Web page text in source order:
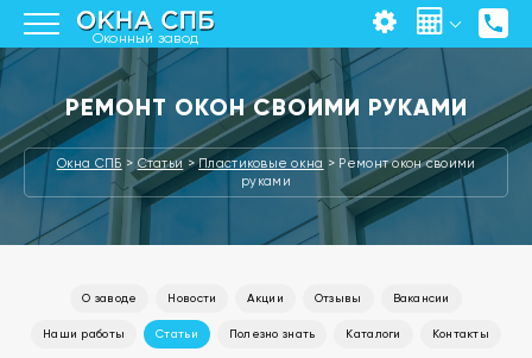
Оконный завод
РЕМОНТ ОКОН СВОИМИ РУКАМИ
Окна СПБ > Статьи>Пластиковые окна > Ремонт окон своими
руками
О заводе Новости Акции Отзывы Вакансии
Наши работы Статьи Полезно знать Каталоги Контакты